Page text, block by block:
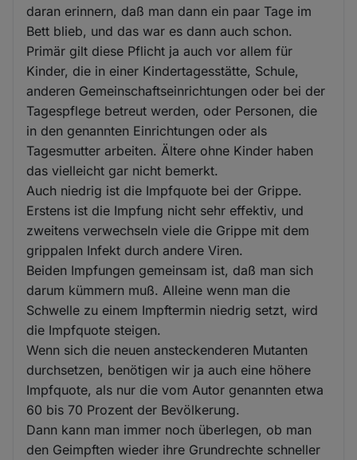
daran erinnern, daß man dann ein paar Tage im
Bett blieb, und das war es dann auch schon.
Primär gilt diese Pflicht ja auch vor allem für
Kinder, die in einer Kindertagesstätte, Schule,
anderen Gemeinschaftseinrichtungen oder bei der
Tagespflege betreut werden, oder Personen, die
in den genannten Einrichtungen oder als
Tagesmutter arbeiten. Ältere ohne Kinder haben
das vielleicht gar nicht bemerkt.
Auch niedrig ist die Impfquote bei der Grippe.
Erstens ist die Impfung nicht sehr effektiv, und
zweitens verwechseln viele die Grippe mit dem
grippalen Infekt durch andere Viren.
Beiden Impfungen gemeinsam ist, daß man sich
darum kümmern muß. Alleine wenn man die
Schwelle zu einem Impftermin niedrig setzt, wird
die Impfquote steigen.
Wenn sich die neuen ansteckenderen Mutanten
durchsetzen, benötigen wir ja auch eine höhere
Impfquote, als nur die vom Autor genannten etwa
60 bis 70 Prozent der Bevölkerung.
Dann kann man immer noch überlegen, ob man
den Geimpften wieder ihre Grundrechte schneller